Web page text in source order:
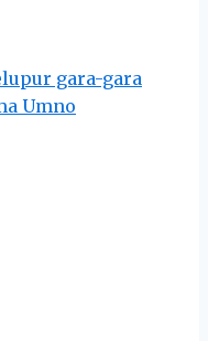
gara-gara
Umno